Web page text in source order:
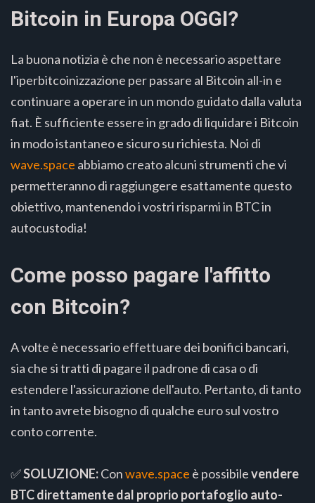
Bitcoin in Europa OGGI?
La buona notizia è che non è necessario aspettare
l'iperbitcoinizzazione per passare al Bitcoin all-in e
continuare a operare in un mondo guidato dalla valuta
fiat. È sufficiente essere in grado di liquidare i Bitcoin
in modo istantaneo e sicuro su richiesta. Noi di
wave.space abbiamo creato alcuni strumenti che vi
permetteranno di raggiungere esattamente questo
obiettivo, mantenendo i vostri risparmi in BTC in
autocustodia!
Come posso pagare l'affitto
con Bitcoin?
A volte è necessario effettuare dei bonifici bancari,
sia che si tratti di pagare il padrone di casa o di
estendere l'assicurazione dell'auto. Pertanto, di tanto
in tanto avrete bisogno di qualche euro sul vostro
conto corrente.
✅SOLUZIONE:Conwave.space è possibilevendere
BTC direttamente dal proprio portafoglio auto-